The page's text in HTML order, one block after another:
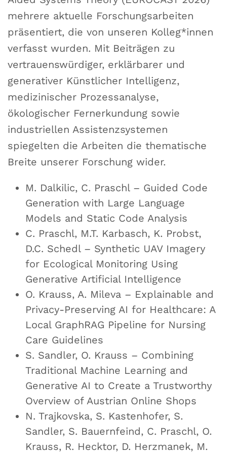
mehrere aktuelle Forschungsarbeiten
präsentiert, die von unseren Kolleg*innen
verfasst wurden. Mit Beiträgen zu
vertrauenswürdiger, erklärbarer und
generativer Künstlicher Intelligenz,
medizinischer Prozessanalyse,
ökologischer Fernerkundung sowie
industriellen Assistenzsystemen
spiegelten die Arbeiten die thematische
Breite unserer Forschung wider.
M. Dalkilic, C. Praschl – Guided Code
Generation with Large Language
Models and Static Code Analysis
C. Praschl, M.T. Karbasch, K. Probst,
D.C. Schedl – Synthetic UAV Imagery
for Ecological Monitoring Using
Generative Artificial Intelligence
O. Krauss, A. Mileva – Explainable and
Privacy-Preserving AI for Healthcare: A
Local GraphRAG Pipeline for Nursing
Care Guidelines
S. Sandler, O. Krauss – Combining
Traditional Machine Learning and
Generative AI to Create a Trustworthy
Overview of Austrian Online Shops
N. Trajkovska, S. Kastenhofer, S.
Sandler, S. Bauernfeind, C. Praschl, O.
Krauss, R. Hecktor, D. Herzmanek, M.